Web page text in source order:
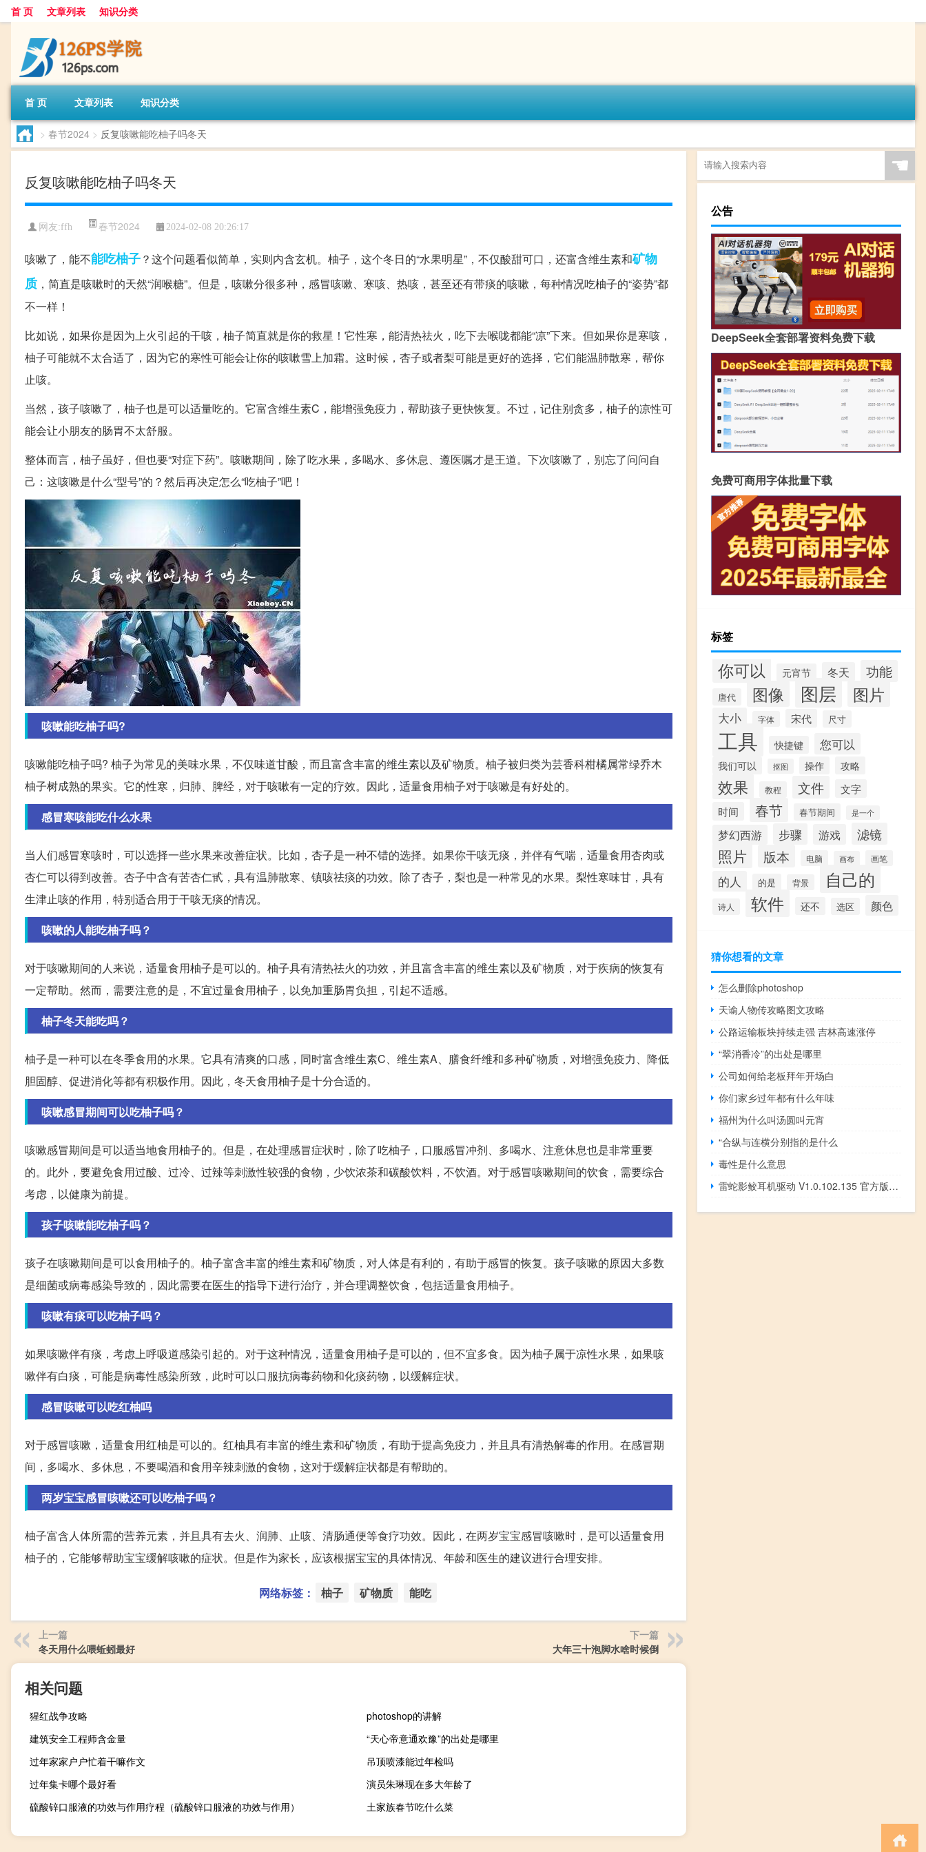
首 页 文章列表 知识分类
首 页 文章列表 知识分类
> 春节2024 > 反复咳嗽能吃柚子吗冬天
反复咳嗽能吃柚子吗冬天
网友:ffh 春节2024 2024-02-08 20:26:17
咳嗽了，能不能吃柚子？这个问题看似简单，实则内含玄机。柚子，这个冬日的“水果明星”，不仅酸甜可口，还富含维生素和矿物
质 ，简直是咳嗽时的天然“润喉糖”。但是，咳嗽分很多种，感冒咳嗽、寒咳、热咳，甚至还有带痰的咳嗽，每种情况吃柚子的“姿势”都
不一样！
比如说，如果你是因为上火引起的干咳，柚子简直就是你的救星！它性寒，能清热祛火，吃下去喉咙都能“凉”下来。但如果你是寒咳，
柚子可能就不太合适了，因为它的寒性可能会让你的咳嗽雪上加霜。这时候，杏子或者梨可能是更好的选择，它们能温肺散寒，帮你
止咳。
当然，孩子咳嗽了，柚子也是可以适量吃的。它富含维生素C，能增强免疫力，帮助孩子更快恢复。不过，记住别贪多，柚子的凉性可
能会让小朋友的肠胃不太舒服。
整体而言，柚子虽好，但也要“对症下药”。咳嗽期间，除了吃水果，多喝水、多休息、遵医嘱才是王道。下次咳嗽了，别忘了问问自
己：这咳嗽是什么“型号”的？然后再决定怎么“吃柚子”吧！
咳嗽能吃柚子吗?
咳嗽能吃柚子吗? 柚子为常见的美味水果，不仅味道甘酸，而且富含丰富的维生素以及矿物质。柚子被归类为芸香科柑橘属常绿乔木
柚子树成熟的果实。它的性寒，归肺、脾经，对于咳嗽有一定的疗效。因此，适量食用柚子对于咳嗽是有好处的。
感冒寒咳能吃什么水果
当人们感冒寒咳时，可以选择一些水果来改善症状。比如，杏子是一种不错的选择。如果你干咳无痰，并伴有气喘，适量食用杏肉或
杏仁可以得到改善。杏子中含有苦杏仁甙，具有温肺散寒、镇咳祛痰的功效。除了杏子，梨也是一种常见的水果。梨性寒味甘，具有
生津止咳的作用，特别适合用于干咳无痰的情况。
咳嗽的人能吃柚子吗？
对于咳嗽期间的人来说，适量食用柚子是可以的。柚子具有清热祛火的功效，并且富含丰富的维生素以及矿物质，对于疾病的恢复有
一定帮助。然而，需要注意的是，不宜过量食用柚子，以免加重肠胃负担，引起不适感。
柚子冬天能吃吗？
柚子是一种可以在冬季食用的水果。它具有清爽的口感，同时富含维生素C、维生素A、膳食纤维和多种矿物质，对增强免疫力、降低
胆固醇、促进消化等都有积极作用。因此，冬天食用柚子是十分合适的。
咳嗽感冒期间可以吃柚子吗？
咳嗽感冒期间是可以适当地食用柚子的。但是，在处理感冒症状时，除了吃柚子，口服感冒冲剂、多喝水、注意休息也是非常重要
的。此外，要避免食用过酸、过冷、过辣等刺激性较强的食物，少饮浓茶和碳酸饮料，不饮酒。对于感冒咳嗽期间的饮食，需要综合
考虑，以健康为前提。
孩子咳嗽能吃柚子吗？
孩子在咳嗽期间是可以食用柚子的。柚子富含丰富的维生素和矿物质，对人体是有利的，有助于感冒的恢复。孩子咳嗽的原因大多数
是细菌或病毒感染导致的，因此需要在医生的指导下进行治疗，并合理调整饮食，包括适量食用柚子。
咳嗽有痰可以吃柚子吗？
如果咳嗽伴有痰，考虑上呼吸道感染引起的。对于这种情况，适量食用柚子是可以的，但不宜多食。因为柚子属于凉性水果，如果咳
嗽伴有白痰，可能是病毒性感染所致，此时可以口服抗病毒药物和化痰药物，以缓解症状。
感冒咳嗽可以吃红柚吗
对于感冒咳嗽，适量食用红柚是可以的。红柚具有丰富的维生素和矿物质，有助于提高免疫力，并且具有清热解毒的作用。在感冒期
间，多喝水、多休息，不要喝酒和食用辛辣刺激的食物，这对于缓解症状都是有帮助的。
两岁宝宝感冒咳嗽还可以吃柚子吗？
柚子富含人体所需的营养元素，并且具有去火、润肺、止咳、清肠通便等食疗功效。因此，在两岁宝宝感冒咳嗽时，是可以适量食用
柚子的，它能够帮助宝宝缓解咳嗽的症状。但是作为家长，应该根据宝宝的具体情况、年龄和医生的建议进行合理安排。
网络标签： 柚子 矿物质 能吃
上一篇
冬天用什么喂蚯蚓最好
下一篇
大年三十泡脚水啥时候倒
相关问题
猩红战争攻略
photoshop的讲解
建筑安全工程师含金量
“天心帝意通欢豫”的出处是哪里
过年家家户户忙着干嘛作文
吊顶喷漆能过年检吗
过年集卡哪个最好看
演员朱琳现在多大年龄了
硫酸锌口服液的功效与作用疗程（硫酸锌口服液的功效与作用）
土家族春节吃什么菜
☚
公告
DeepSeek全套部署资料免费下载
免费可商用字体批量下载
标签
你可以 元宵节 冬天 功能
唐代 图像 图层 图片
大小 字体 宋代 尺寸
工具 快捷键 您可以
我们可以 抠图 操作 攻略
效果 教程 文件
文字
时间
春节 春节期间 是一个
梦幻西游 步骤 游戏 滤镜
照片 版本 电脑 画布 画笔
的人 的是 背景 自己的
诗人 软件 还不 选区 颜色
猜你想看的文章
怎么删除photoshop
天谕人物传攻略图文攻略
公路运输板块持续走强 吉林高速涨停
“翠消香冷”的出处是哪里
公司如何给老板拜年开场白
你们家乡过年都有什么年味
福州为什么叫汤圆叫元宵
“合纵与连横分别指的是什么
毒性是什么意思
雷蛇影鲛耳机驱动 V1.0.102.135 官方版（雷蛇影鲛耳机驱动 V1.0.102.135 官方版功能简介）